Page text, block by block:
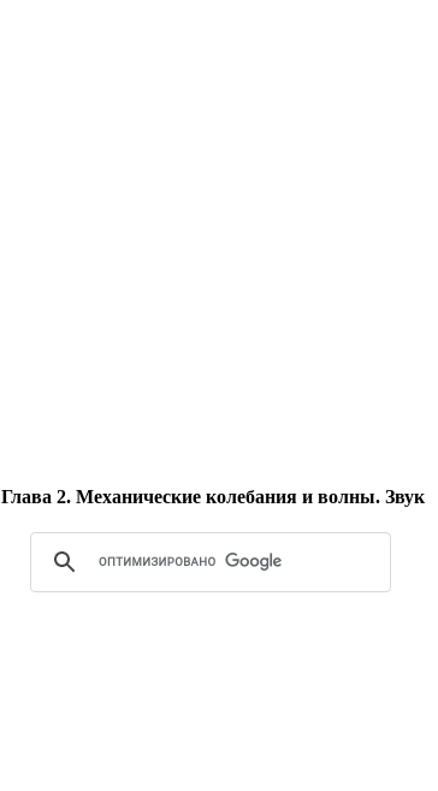
Глава 2. Механические колебания и волны. Звук